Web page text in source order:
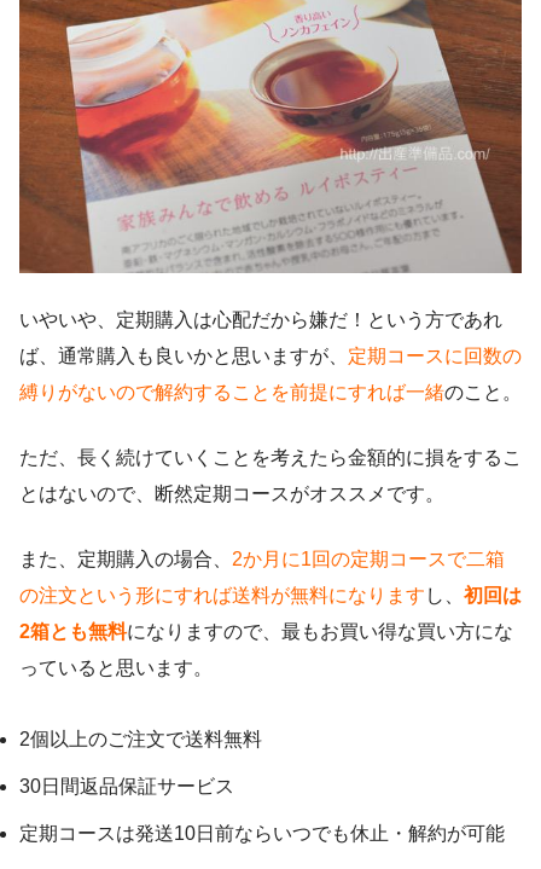
いやいや、定期購入は心配だから嫌だ！という方であれ
ば、通常購入も良いかと思いますが、 定期コースに回数の
縛りがないので解約することを前提にすれば一緒のこと。
ただ、長く続けていくことを考えたら金額的に損をするこ
とはないので、断然定期コースがオススメです。
また、定期購入の場合、 2か月に1回の定期コースで二箱
の注文という形にすれば送料が無料になります し、 初回は
2箱とも無料になりますので、最もお買い得な買い方にな
っていると思います。
2個以上のご注文で送料無料
30日間返品保証サービス
定期コースは発送10日前ならいつでも休止・解約が可能